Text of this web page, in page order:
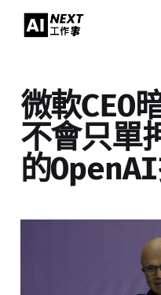
微軟CEO
不會只單
的